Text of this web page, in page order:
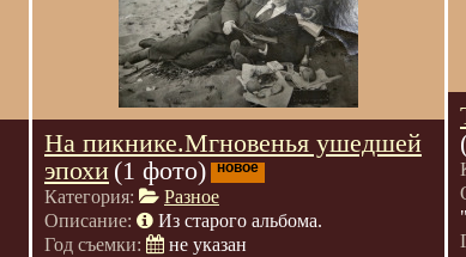
На пикнике.Мгновенья ушедшей
эпохи (1 фото) новое
Категория:
Разное
Описание:
Из старого альбома.
Год съемки:
не указан